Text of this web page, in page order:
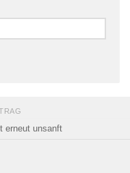
erneut unsanft